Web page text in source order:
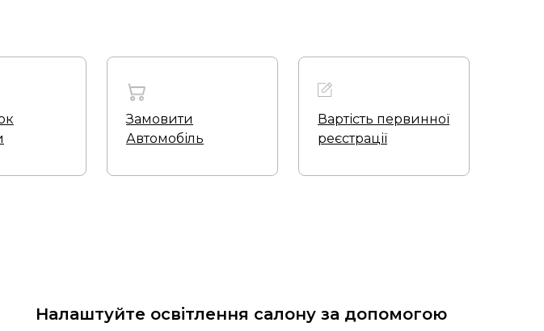
Замовити
Автомобіль
Вартість первинної
реєстрації
Налаштуйте освітлення салону за допомогою